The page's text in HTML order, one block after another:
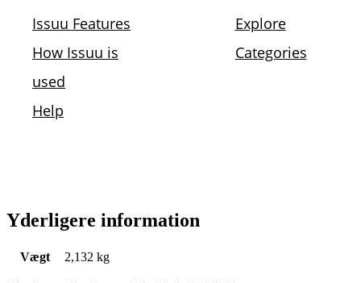
Yderligere information
Vægt 2,132 kg